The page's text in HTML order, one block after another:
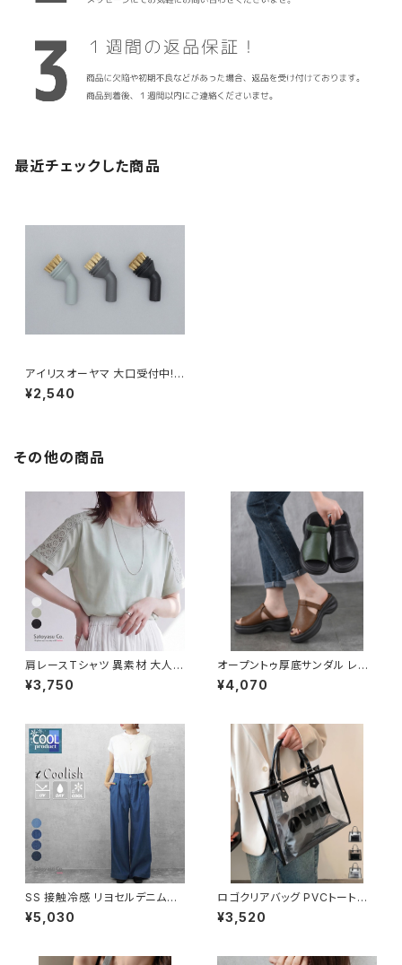
最近チェックした商品
アイリスオーヤマ 大口受付中!
スチームクリーナー 真鍮ブラシ
3個セット / 電化製品 生活家電
¥2,540
その他の商品
肩レースTシャツ 異素材 大人カ
ジュアル 体型カバー Lサイズ 大
きいサイズ 2026夏新作 / ファッ
¥3,750
オープントゥ厚底サンダル レデ
ィース美脚 / おしゃれスリッパ夏
疲れにくい痛くない カジュアル
¥4,070
SS 接触冷感 リヨセルデニムワ
イドパンツ テンセル混パンツ ボ
トムス 2026夏新作 / ファッショ
¥5,030
ロゴクリアバッグ PVCトートバッ
グ透明 / ビニールバッグ夏海 海
水浴バッグ防水鞄 水遊びビーチ
¥3,520